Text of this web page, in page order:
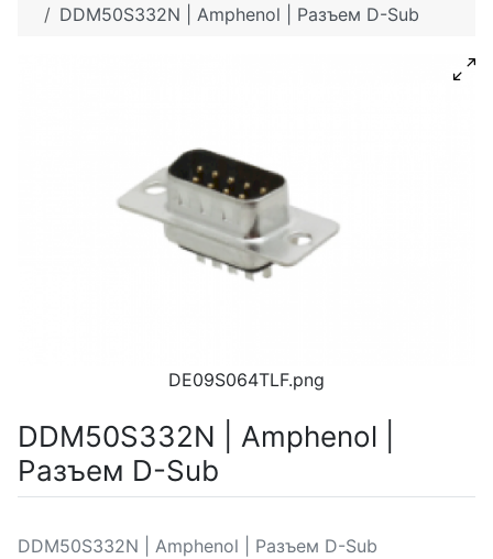
DDM50S332N | Amphenol | Разъем D-Sub
DE09S064TLF.png
DDM50S332N | Amphenol |
Разъем D-Sub
DDM50S332N | Amphenol | Разъем D-Sub